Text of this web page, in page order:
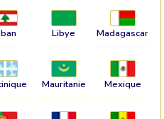
Libye Madagascar
Mauritanie Mexique